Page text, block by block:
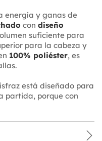
energía y ganas de
con diseño
suficiente para
para la cabeza y
100% poliéster, es
está diseñado para
partida, porque con